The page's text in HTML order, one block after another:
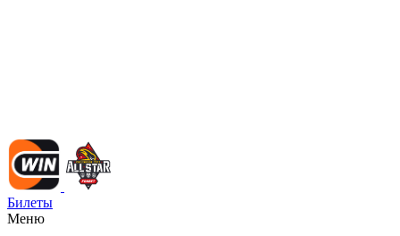
Билеты
Меню